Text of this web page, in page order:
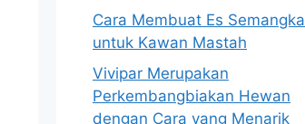
Cara Membuat Es Semangka
untuk Kawan Mastah
Vivipar Merupakan
Perkembangbiakan Hewan
dengan Cara yang Menarik